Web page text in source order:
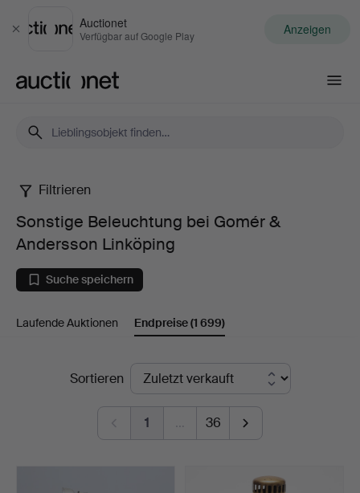
Schließen
Auctionet
Verfügbar auf Google Play Anzeigen
Sonstige
Beleuchtung
bei
Gomér
Andersson
Linköping
Filtrieren
Sonstige Beleuchtung bei Gomér &
Andersson Linköping
Suche speichern
Laufende Auktionen Endpreise(1 699)
EndpreiseSortieren
1 … 36